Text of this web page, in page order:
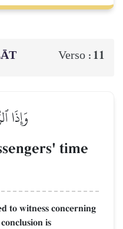
Verso : 11
وَإِذَا
time
to witness concerning
is